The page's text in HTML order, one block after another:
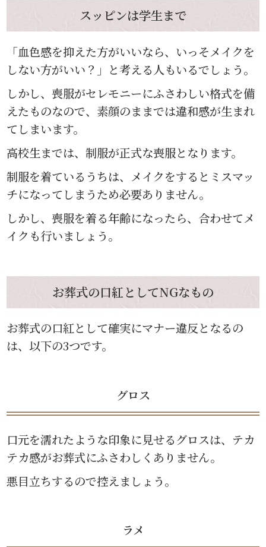
スッピンは学生まで
「血色感を抑えた方がいいなら、いっそメイクを
しない方がいい？」と考える人もいるでしょう。
しかし、喪服がセレモニーにふさわしい格式を備
えたものなので、素顔のままでは違和感が生まれ
てしまいます。
高校生までは、制服が正式な喪服となります。
制服を着ているうちは、メイクをするとミスマッ
チになってしまうため必要ありません。
しかし、喪服を着る年齢になったら、合わせてメ
イクも行いましょう。
お葬式の口紅としてNGなもの
お葬式の口紅として確実にマナー違反となるの
は、以下の3つです。
グロス
口元を濡れたような印象に見せるグロスは、テカ
テカ感がお葬式にふさわしくありません。
悪目立ちするので控えましょう。
ラメ